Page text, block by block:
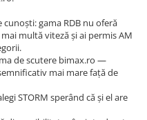
gama RDB nu oferă
multă viteză și ai permis AM
de scutere bimax.ro —
mai mare față de
STORM sperând că și el are